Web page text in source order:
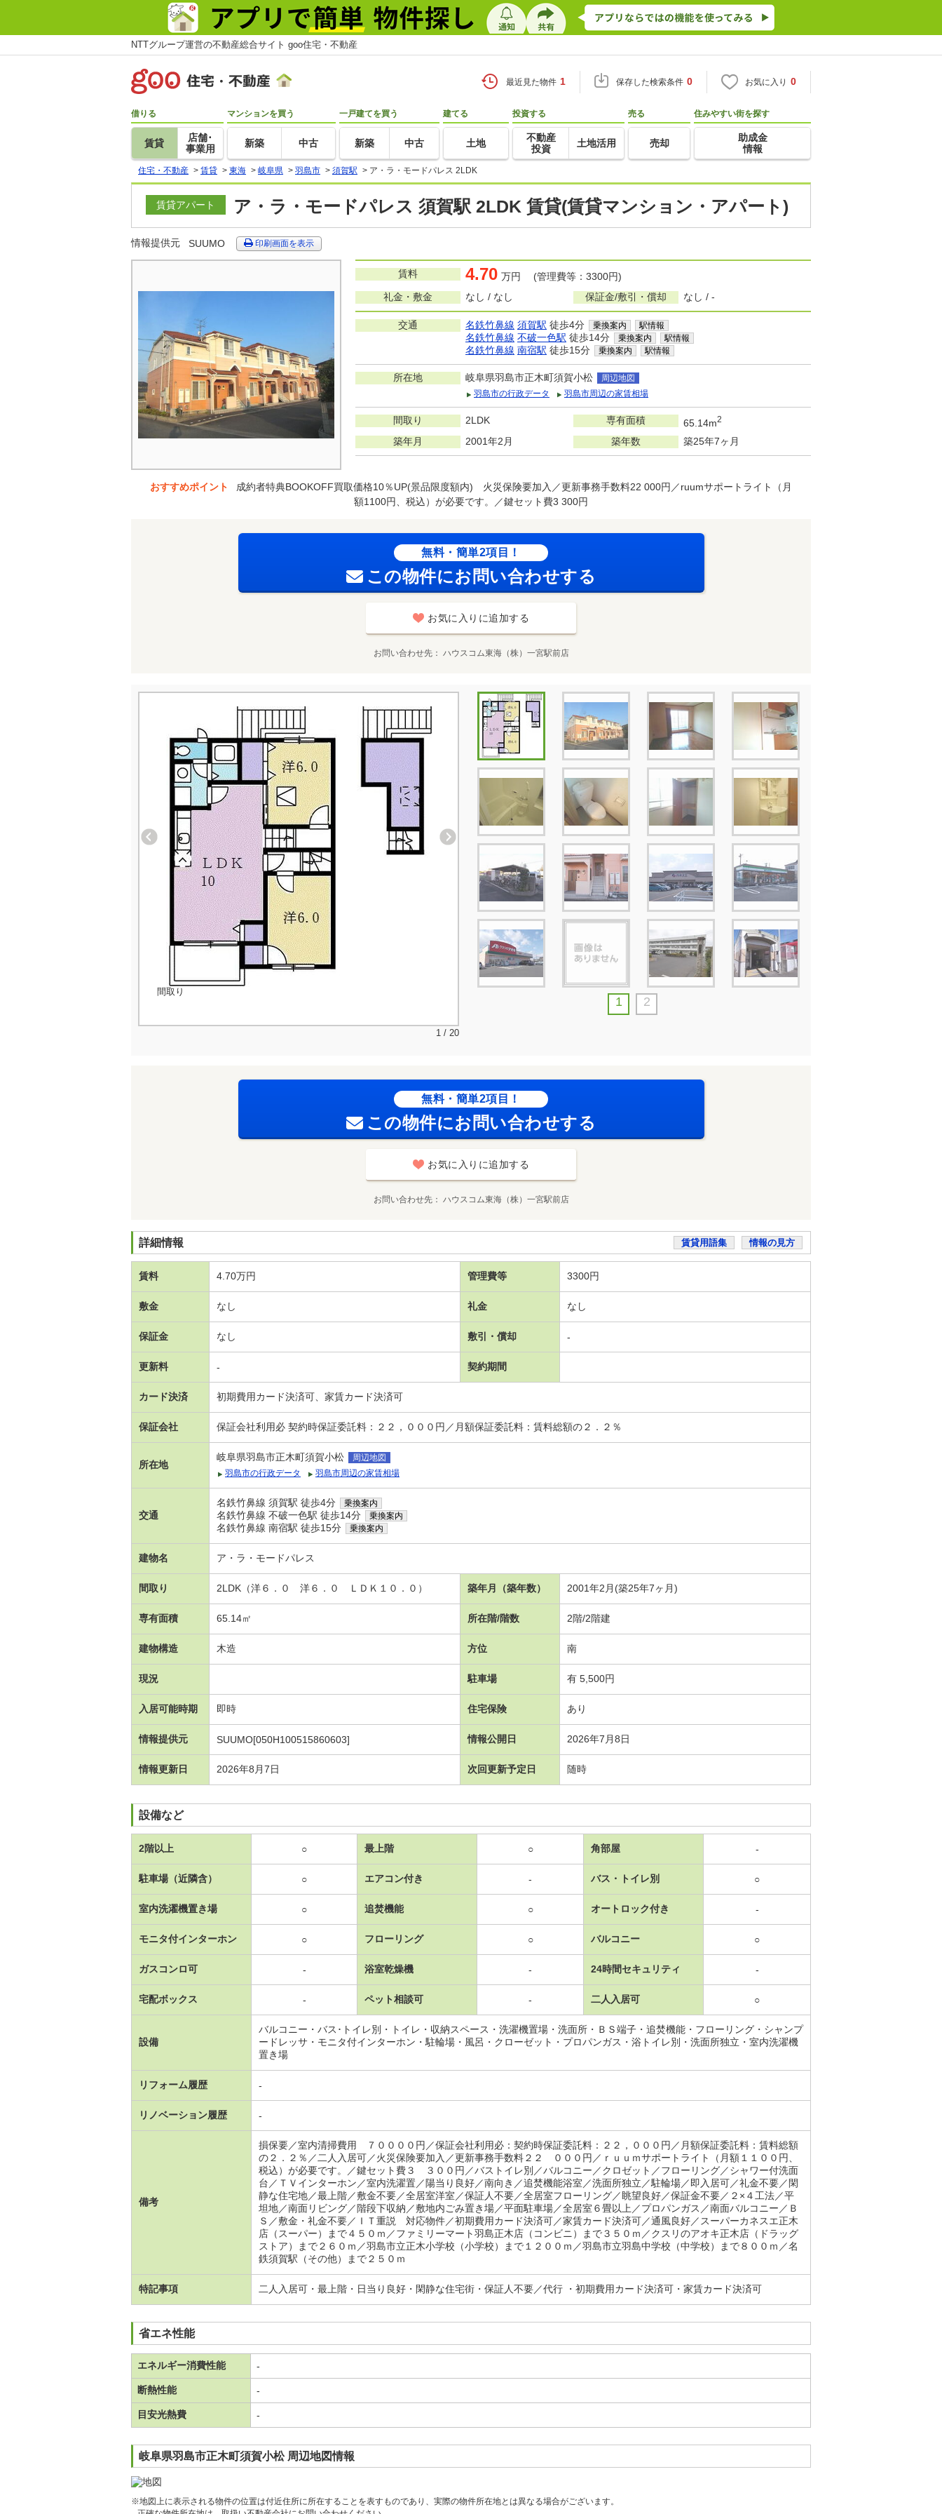
NTTグループ運営の不動産総合サイト goo住宅・不動産
最近見た物件 1 保存した検索条件 0 お気に入り 0
借りる
賃貸
店舗･
事業用
マンションを買う
新築 中古
一戸建てを買う
新築 中古
建てる
土地
投資する
不動産
投資
土地活用
売る
売却
住みやすい街を探す
助成金
情報
住宅・不動産 > 賃貸 > 東海 > 岐阜県 > 羽島市 > 須賀駅 > ア・ラ・モードパレス 2LDK
賃貸アパート ア・ラ・モードパレス 須賀駅 2LDK 賃貸(賃貸マンション・アパート)
情報提供元 SUUMO 印刷画面を表示
賃料 4.70 万円 (管理費等：3300円)
礼金・敷金
なし / なし 保証金/敷引・償却 なし / -
交通 名鉄竹鼻線 須賀駅 徒歩4分 乗換案内 駅情報
名鉄竹鼻線 不破一色駅 徒歩14分 乗換案内 駅情報
名鉄竹鼻線 南宿駅 徒歩15分 乗換案内 駅情報
所在地 岐阜県羽島市正木町須賀小松
周辺地図
羽島市の行政データ
羽島市周辺の家賃相場
間取り 2LDK 専有面積 65.14m2
築年月 2001年2月 築年数 築25年7ヶ月
おすすめポイント
成約者特典BOOKOFF買取価格10％UP(景品限度額内) 火災保険要加入／更新事務手数料22 000円／ruumサポートライト（月
額1100円、税込）が必要です。／鍵セット費3 300円
無料・簡単2項目！
この物件にお問い合わせする
お気に入りに追加する
お問い合わせ先 ハウスコム東海（株）一宮駅前店
間取り
1 / 20
1 2
無料・簡単2項目！
この物件にお問い合わせする
お気に入りに追加する
お問い合わせ先 ハウスコム東海（株）一宮駅前店
詳細情報 賃貸用語集 情報の見方
賃料 4.70万円 管理費等 3300円
敷金 なし 礼金 なし
保証金 なし 敷引・償却 -
更新料 - 契約期間
カード決済 初期費用カード決済可、家賃カード決済可
保証会社 保証会社利用必 契約時保証委託料：２２，０００円／月額保証委託料：賃料総額の２．２％
所在地
岐阜県羽島市正木町須賀小松
周辺地図
羽島市の行政データ
羽島市周辺の家賃相場
交通
名鉄竹鼻線 須賀駅 徒歩4分 乗換案内
名鉄竹鼻線 不破一色駅 徒歩14分 乗換案内
名鉄竹鼻線 南宿駅 徒歩15分 乗換案内
建物名 ア・ラ・モードパレス
間取り 2LDK（洋６．０ 洋６．０ ＬＤＫ１０．０） 築年月（築年数） 2001年2月(築25年7ヶ月)
専有面積 65.14㎡ 所在階/階数 2階/2階建
建物構造 木造 方位 南
現況 駐車場 有 5,500円
入居可能時期 即時 住宅保険 あり
情報提供元 SUUMO[050H100515860603] 情報公開日 2026年7月8日
情報更新日 2026年8月7日 次回更新予定日 随時
設備など
2階以上 ○ 最上階 ○ 角部屋 -
駐車場（近隣含） ○ エアコン付き - バス・トイレ別 ○
室内洗濯機置き場 ○ 追焚機能 ○ オートロック付き -
モニタ付インターホン ○ フローリング ○ バルコニー ○
ガスコンロ可 - 浴室乾燥機 - 24時間セキュリティ -
宅配ボックス - ペット相談可 - 二人入居可 ○
設備
バルコニー・バス･トイレ別・トイレ・収納スペース・洗濯機置場・洗面所・ＢＳ端子・追焚機能・フローリング・シャンプ
ードレッサ・モニタ付インターホン・駐輪場・風呂・クローゼット・プロパンガス・浴トイレ別・洗面所独立・室内洗濯機
置き場
リフォーム履歴 -
リノベーション履歴 -
備考
損保要／室内清掃費用 ７００００円／保証会社利用必：契約時保証委託料：２２，０００円／月額保証委託料：賃料総額
の２．２％／二人入居可／火災保険要加入／更新事務手数料２２ ０００円／ｒｕｕｍサポートライト（月額１１００円、
税込）が必要です。／鍵セット費３ ３００円／バストイレ別／バルコニー／クロゼット／フローリング／シャワー付洗面
台／ＴＶインターホン／室内洗濯置／陽当り良好／南向き／追焚機能浴室／洗面所独立／駐輪場／即入居可／礼金不要／閑
静な住宅地／最上階／敷金不要／全居室洋室／保証人不要／全居室フローリング／眺望良好／保証金不要／２×４工法／平
坦地／南面リビング／階段下収納／敷地内ごみ置き場／平面駐車場／全居室６畳以上／プロパンガス／南面バルコニー／Ｂ
Ｓ／敷金・礼金不要／ＩＴ重説 対応物件／初期費用カード決済可／家賃カード決済可／通風良好／スーパーカネスエ正木
店（スーパー）まで４５０ｍ／ファミリーマート羽島正木店（コンビニ）まで３５０ｍ／クスリのアオキ正木店（ドラッグ
ストア）まで２６０ｍ／羽島市立正木小学校（小学校）まで１２００ｍ／羽島市立羽島中学校（中学校）まで８００ｍ／名
鉄須賀駅（その他）まで２５０ｍ
特記事項 二人入居可・最上階・日当り良好・閑静な住宅街・保証人不要／代行 ・初期費用カード決済可・家賃カード決済可
省エネ性能
エネルギー消費性能 -
断熱性能 -
目安光熱費 -
岐阜県羽島市正木町須賀小松 周辺地図情報
※地図上に表示される物件の位置は付近住所に所在することを表すものであり、実際の物件所在地とは異なる場合がございます。